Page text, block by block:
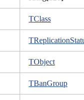
TClass
TObject
TBanGroup